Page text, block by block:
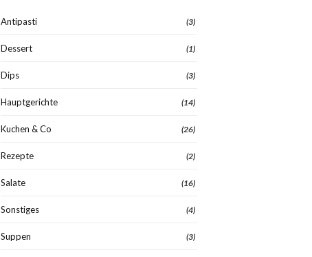
Antipasti (3)
Dessert (1)
Dips (3)
Hauptgerichte (14)
Kuchen & Co (26)
Rezepte (2)
Salate (16)
Sonstiges (4)
Suppen (3)